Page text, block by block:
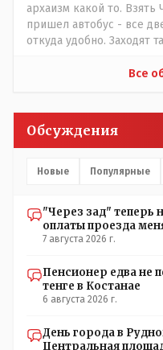
архаизм какой то. Взять
пришел автобус - все
откуда удобно. Заходят
либо кондуктор
Кондуктор - помимо
места. Сколько людей
контролировать , и (в
умудряемся похерить(
Все
Обсуждения
Новые Популярные
"Через зад" теперь
оплаты проезда
7 августа 2026 г.
Пенсионер едва не
тенге в Костанае
6 августа 2026 г.
День города в
Центральная